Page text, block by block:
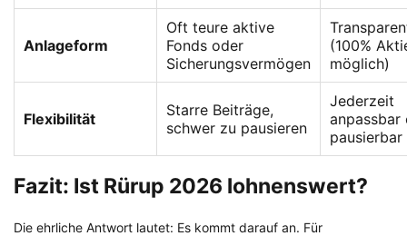
Anlageform
Oft teure aktive
Fonds oder
Sicherungsvermögen
(100%
möglich)
Flexibilität
Starre Beiträge,
schwer zu pausieren
Jederzeit
anpassbar
pausierbar
Fazit: Ist Rürup 2026 lohnenswert?
Die ehrliche Antwort lautet: Es kommt darauf an. Für